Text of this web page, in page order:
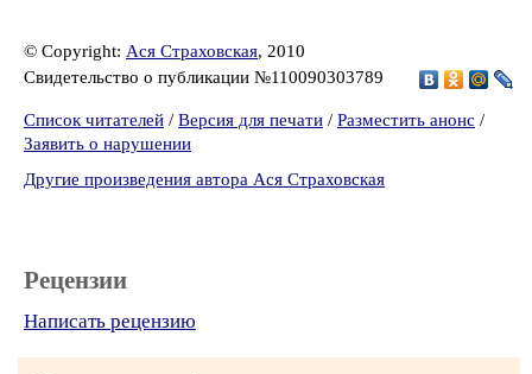
© Copyright: Ася Страховская, 2010
Свидетельство о публикации №110090303789
Список читателей / Версия для печати / Разместить анонс /
Заявить о нарушении
Другие произведения автора Ася Страховская
Рецензии
Написать рецензию